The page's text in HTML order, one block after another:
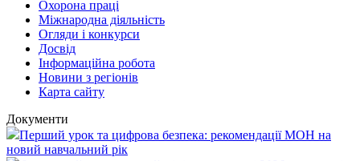
Охорона праці
Міжнародна діяльність
Огляди і конкурси
Досвід
Інформаційна робота
Новини з регіонів
Карта сайту
Документи
Перший урок та цифрова безпека: рекомендації МОН на
новий навчальний рік